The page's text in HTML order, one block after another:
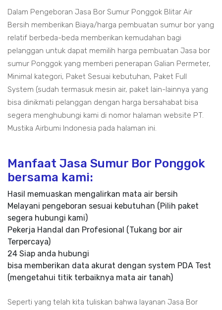
Dalam Pengeboran Jasa Bor Sumur Ponggok Blitar Air
Bersih memberikan Biaya/harga pembuatan sumur bor yang
relatif berbeda-beda memberikan kemudahan bagi
pelanggan untuk dapat memilih harga pembuatan Jasa bor
sumur Ponggok yang memberi penerapan Galian Permeter,
Minimal kategori, Paket Sesuai kebutuhan, Paket Full
System (sudah termasuk mesin air, paket lain-lainnya yang
bisa dinikmati pelanggan dengan harga bersahabat bisa
segera menghubungi kami di nomor halaman website PT.
Mustika Airbumi Indonesia pada halaman ini.
Manfaat Jasa Sumur Bor Ponggok
bersama kami:
Hasil memuaskan mengalirkan mata air bersih
Melayani pengeboran sesuai kebutuhan (Pilih paket
segera hubungi kami)
Pekerja Handal dan Profesional (Tukang bor air
Terpercaya)
24 Siap anda hubungi
bisa memberikan data akurat dengan system PDA Test
(mengetahui titik terbaiknya mata air tanah)
Seperti yang telah kita tuliskan bahwa layanan Jasa Bor